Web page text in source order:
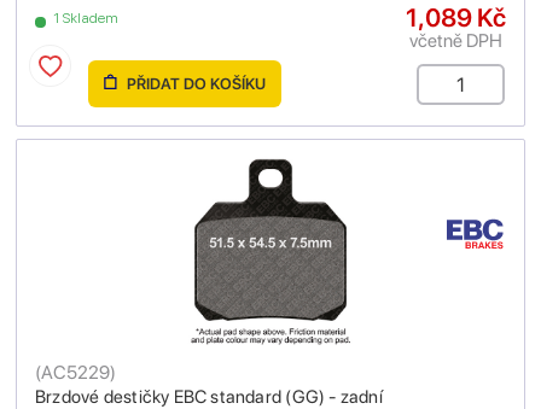
1 Skladem 1,089 Kč
včetně DPH
PŘIDAT DO KOŠÍKU
Brzdové destičky EBC standard (GG) - zadní
(AC5229)